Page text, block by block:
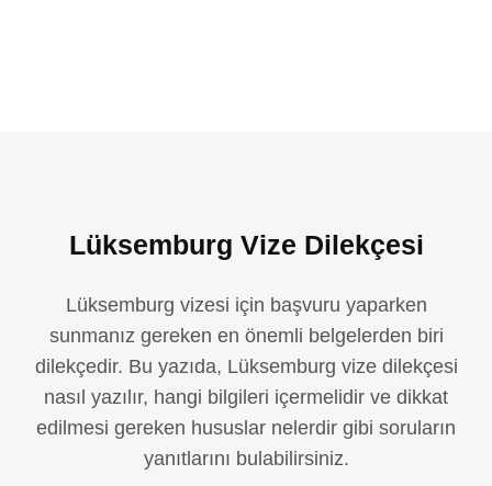
Lüksemburg Vize Dilekçesi
Lüksemburg vizesi için başvuru yaparken
sunmanız gereken en önemli belgelerden biri
dilekçedir. Bu yazıda, Lüksemburg vize dilekçesi
nasıl yazılır, hangi bilgileri içermelidir ve dikkat
edilmesi gereken hususlar nelerdir gibi soruların
yanıtlarını bulabilirsiniz.